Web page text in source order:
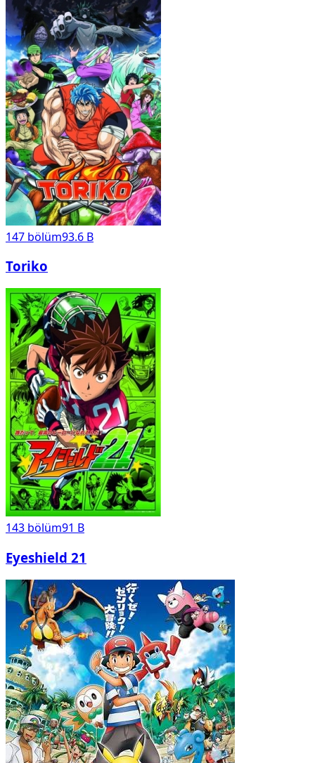
147 bölüm93.6 B
Toriko
143 bölüm91 B
Eyeshield 21